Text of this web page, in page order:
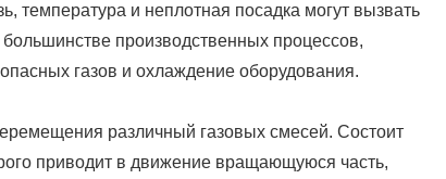
температура и неплотная посадка могут вызвать
производственных процессов,
газов и охлаждение оборудования.
различный газовых смесей. Состоит
приводит в движение вращающуюся часть,